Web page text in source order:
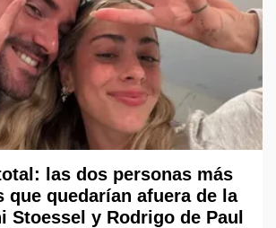
las dos personas más
que quedarían afuera de la
Stoessel y Rodrigo de Paul